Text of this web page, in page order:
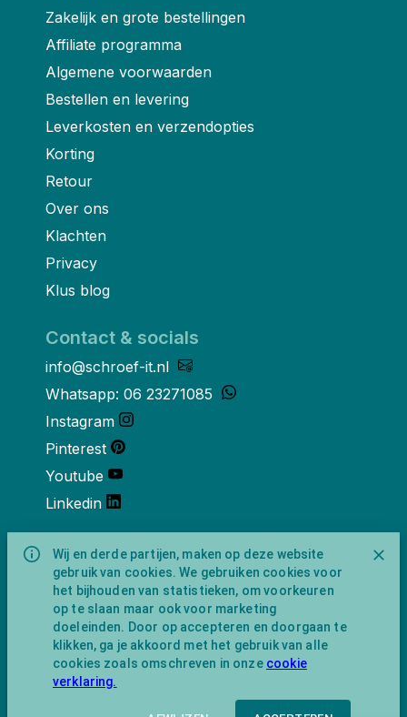
Wij en derde partijen, maken op deze website
gebruik van cookies. We gebruiken cookies voor
het bijhouden van statistieken, om voorkeuren
op te slaan maar ook voor marketing
doeleinden. Door op accepteren en doorgaan te
klikken, ga je akkoord met het gebruik van alle
cookies zoals omschreven in onze cookie
verklaring.
Zakelijk en grote bestellingen
Affiliate programma
Algemene voorwaarden
Bestellen en levering
Leverkosten en verzendopties
Korting
Retour
Over ons
Klachten
Privacy
Klus blog
Contact & socials
info@schroef-it.nl
Whatsapp: 06 23271085
Instagram
Pinterest
Youtube
Linkedin
Over ons
Schroef-it is een handelsnaam van
NewFeather B.V. geregisteerd onder KVK
nummer 91702593 met BTW-
identificatienummer NL865743009B01.
Postadres Amsterdamseweg 91 1422 AC
Uithoorn (geen bezoekadres).